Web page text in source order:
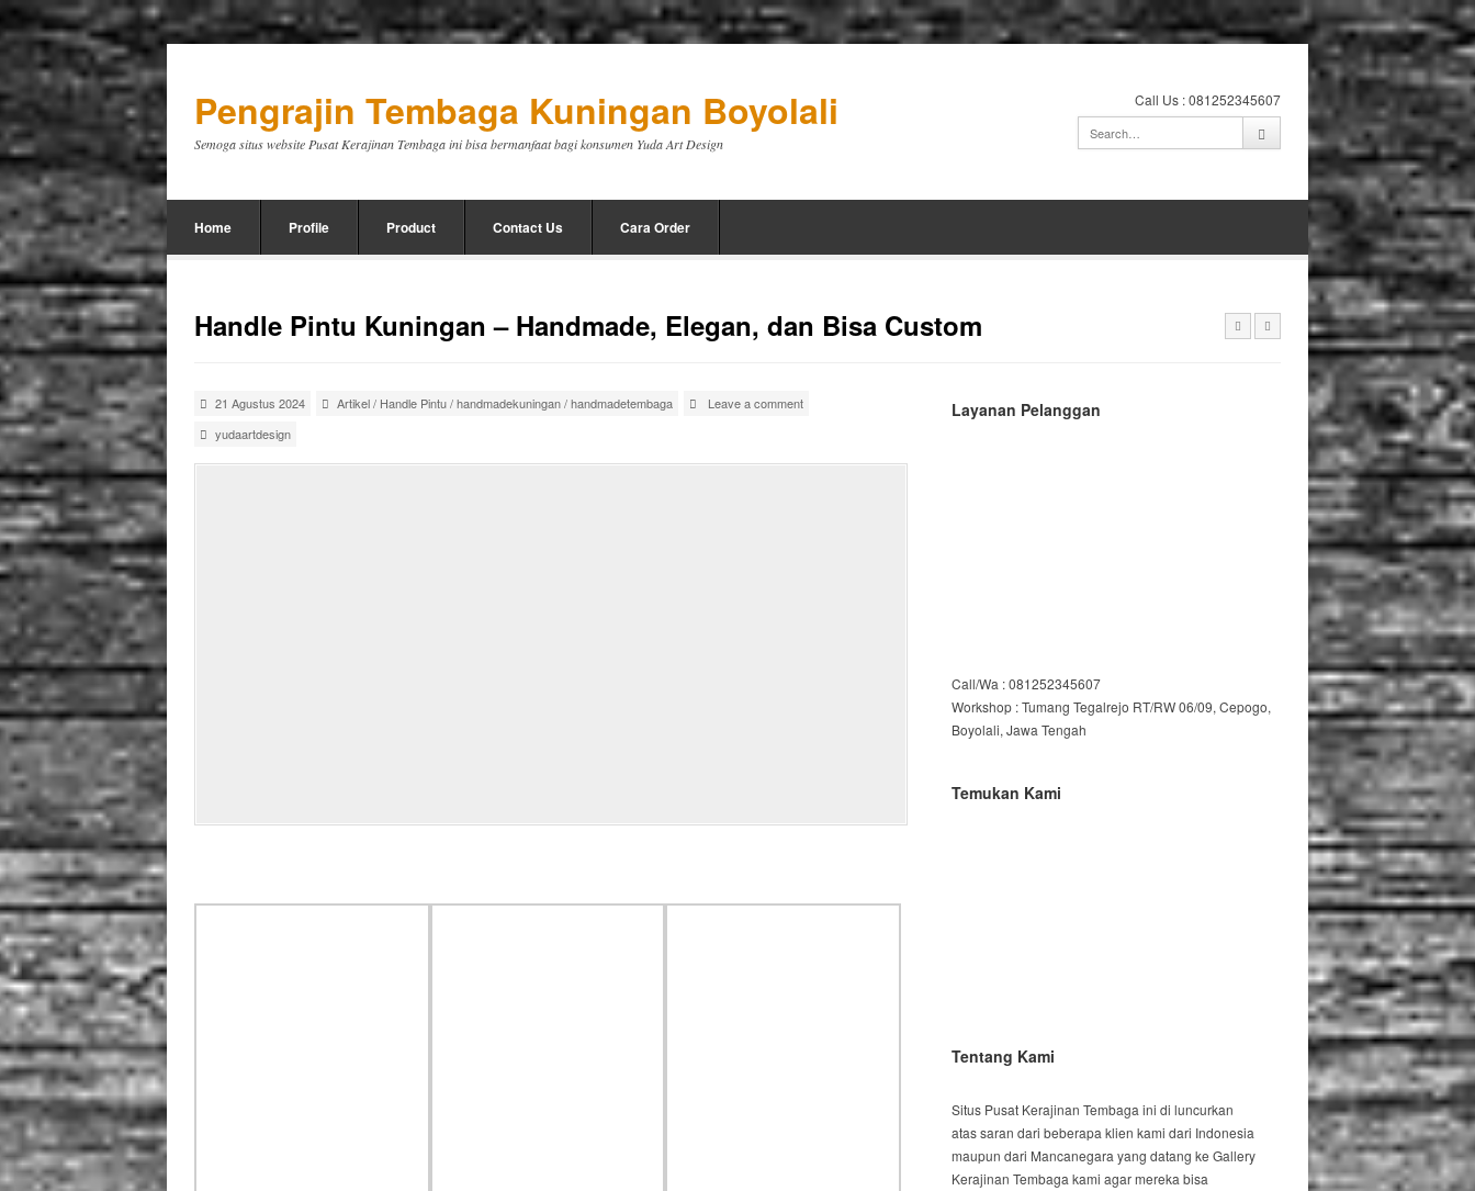
Pengrajin Tembaga Kuningan Boyolali
Semoga situs website Pusat Kerajinan Tembaga ini bisa bermanfaat bagi konsumen Yuda Art Design
Call Us : 081252345607
Home Profile Product Contact Us Cara Order
Handle Pintu Kuningan – Handmade, Elegan, dan Bisa Custom
21 Agustus 2024 Artikel/ Handle Pintu/handmadekuningan/handmadetembaga
Leave a comment
yudaartdesign
Layanan Pelanggan
Call/Wa : 081252345607
Workshop : Tumang Tegalrejo RT/RW 06/09, Cepogo,
Boyolali, Jawa Tengah
Temukan Kami
Tentang Kami
Situs Pusat Kerajinan Tembaga ini di luncurkan
atas saran dari beberapa klien kami dari Indonesia
maupun dari Mancanegara yang datang ke Gallery
Kerajinan Tembaga kami agar mereka bisa